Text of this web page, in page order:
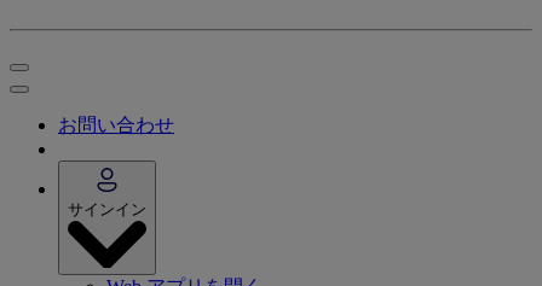
お問い合わせ
サインイン